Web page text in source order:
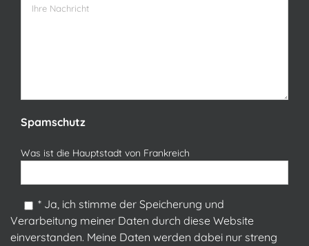
Bitte lasse dieses Feld leer.
Spamschutz
Was ist die Hauptstadt von Frankreich
* Ja, ich stimme der Speicherung und
Verarbeitung meiner Daten durch diese Website
einverstanden. Meine Daten werden dabei nur streng